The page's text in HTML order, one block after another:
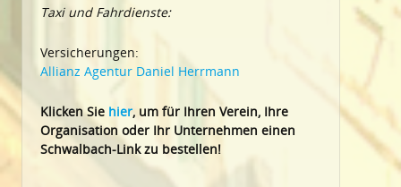
Taxi und Fahrdienste:
Versicherungen:
Allianz Agentur Daniel Herrmann
Klicken Sie hier, um für Ihren Verein, Ihre
Organisation oder Ihr Unternehmen einen
Schwalbach-Link zu bestellen!